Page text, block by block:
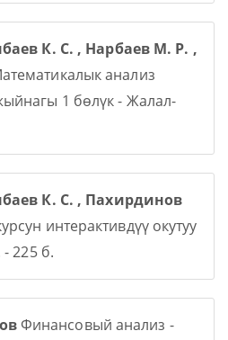
К. С. , Нарбаев М. Р. ,
анализ
1 бөлүк - Жалал-
К. С. , Пахирдинов
интерактивдүү окутуу
225 б.
Финансовый анализ -